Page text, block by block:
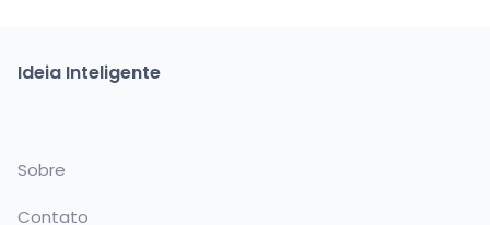
Ideia Inteligente
Sobre
Contato